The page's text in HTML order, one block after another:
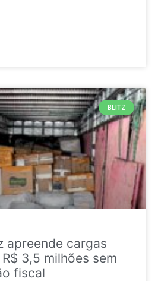
BLITZ
apreende cargas
3,5 milhões sem
fiscal